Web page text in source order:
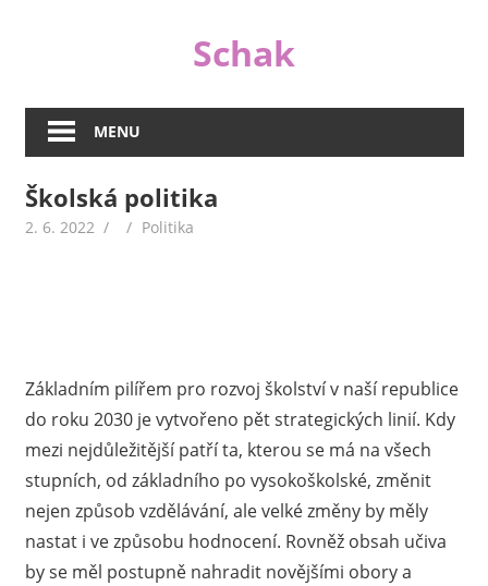
Schak
když
jsou
důležité,
nejsou
proto
se
našem
webu
určitě
najdou
nabídky
MENU
Školská politika
2. 6. 2022 Politika
Základním pilířem pro rozvoj školství v naší republice
do roku 2030 je vytvořeno pět strategických linií. Kdy
mezi nejdůležitější patří ta, kterou se má na všech
stupních, od základního po vysokoškolské, změnit
nejen způsob vzdělávání, ale velké změny by měly
nastat i ve způsobu hodnocení. Rovněž obsah učiva
by se měl postupně nahradit novějšími obory a